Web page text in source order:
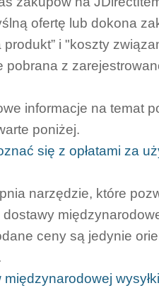
ofertę lub dokona
i "koszty
z
informacje na temat
poniżej.
się z opłatami za
narzędzie, które
ceny są jedynie
wysyłki